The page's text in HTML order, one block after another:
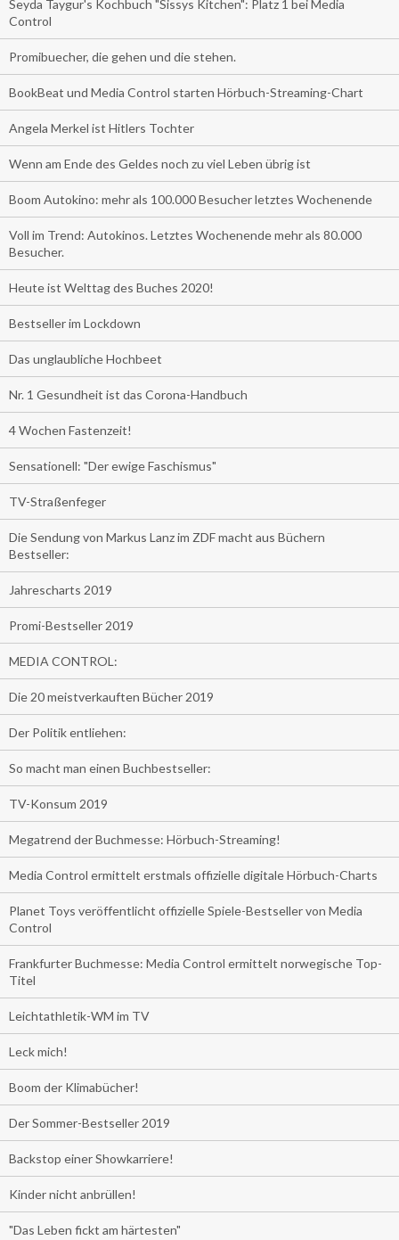
Seyda Taygur's Kochbuch "Sissys Kitchen": Platz 1 bei Media
Control
Promibuecher, die gehen und die stehen.
BookBeat und Media Control starten Hörbuch-Streaming-Chart
Angela Merkel ist Hitlers Tochter
Wenn am Ende des Geldes noch zu viel Leben übrig ist
Boom Autokino: mehr als 100.000 Besucher letztes Wochenende
Voll im Trend: Autokinos. Letztes Wochenende mehr als 80.000
Besucher.
Heute ist Welttag des Buches 2020!
Bestseller im Lockdown
Das unglaubliche Hochbeet
Nr. 1 Gesundheit ist das Corona-Handbuch
4 Wochen Fastenzeit!
Sensationell: "Der ewige Faschismus"
TV-Straßenfeger
Die Sendung von Markus Lanz im ZDF macht aus Büchern
Bestseller:
Jahrescharts 2019
Promi-Bestseller 2019
MEDIA CONTROL:
Die 20 meistverkauften Bücher 2019
Der Politik entliehen:
So macht man einen Buchbestseller:
TV-Konsum 2019
Megatrend der Buchmesse: Hörbuch-Streaming!
Media Control ermittelt erstmals offizielle digitale Hörbuch-Charts
Planet Toys veröffentlicht offizielle Spiele-Bestseller von Media
Control
Frankfurter Buchmesse: Media Control ermittelt norwegische Top-
Titel
Leichtathletik-WM im TV
Leck mich!
Boom der Klimabücher!
Der Sommer-Bestseller 2019
Backstop einer Showkarriere!
Kinder nicht anbrüllen!
"Das Leben fickt am härtesten"